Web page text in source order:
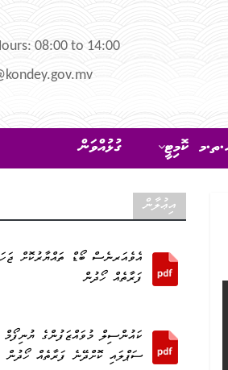
08:00 to 14:00
ކޮމިޓީ ގުޅުއްވަން
އިޢުލާން
އެވެއަރނެސް ބޯޑް ތައްޔާރުކޮށް
ފަރާތެއް ހޯދުން
ކައުންސިލް މުވައްޒަފުންގެ ޔުނިފޯމް
ސަޕްލައި ކޮށްދޭނެ ފަރާތެއް ހޯދުން